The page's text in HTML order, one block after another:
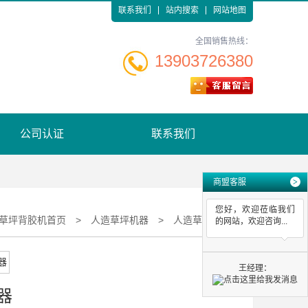
联系我们 站内搜索 网站地图
全国销售热线：
13903726380
公司认证 联系我们
坪背胶机首页 > 人造草坪机器 > 人造草坪机器
商盟客服 >
您好，欢迎莅临我们
的网站，欢迎咨询...
王经理：